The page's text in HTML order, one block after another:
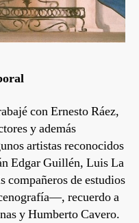
con Ernesto Ráez,
y además
artistas reconocidos
Edgar Guillén, Luis La
compañeros de estudios
recuerdo a
y Humberto Cavero.